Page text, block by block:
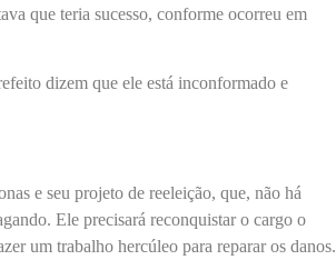
que teria sucesso, conforme ocorreu em
dizem que ele está inconformado e
e seu projeto de reeleição, que, não há
Ele precisará reconquistar o cargo o
um trabalho hercúleo para reparar os danos.